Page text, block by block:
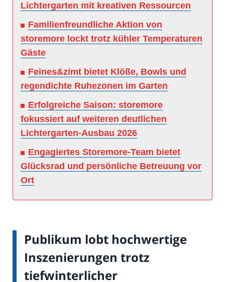
Lichtergarten mit kreativen Ressourcen
Familienfreundliche Aktion von
storemore lockt trotz kühler Temperaturen
Gäste
Feines&zimt bietet Klöße, Bowls und
regendichte Ruhezonen im Garten
Erfolgreiche Saison: storemore
fokussiert auf weiteren deutlichen
Lichtergarten-Ausbau 2026
Engagiertes Storemore-Team bietet
Glücksrad und persönliche Betreuung vor
Ort
Publikum lobt hochwertige
Inszenierungen trotz
tiefwinterlicher